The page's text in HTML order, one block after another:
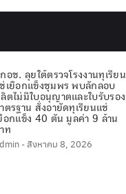
อช. ลุยใต้ตรวจโรงงานทุเรียน
เยือกแข็งชุมพร พบลักลอบ
ตไม่มีใบอนุญาตและใบรับรอง
ตรฐาน สั่งอายัดทุเรียนแช่
อกแข็ง 40 ตัน มูลค่า 9 ล้าน
ท
- สิงหาคม 8, 2026